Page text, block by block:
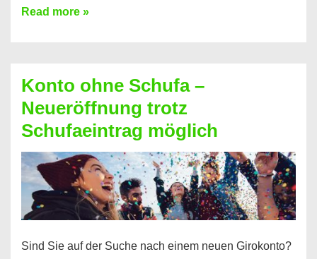
Mit
Sie
einen
Kredit
ohne
Einkommensnachweis
Read more »
Konto ohne Schufa –
Neueröffnung trotz
Schufaeintrag möglich
Sind Sie auf der Suche nach einem neuen Girokonto?